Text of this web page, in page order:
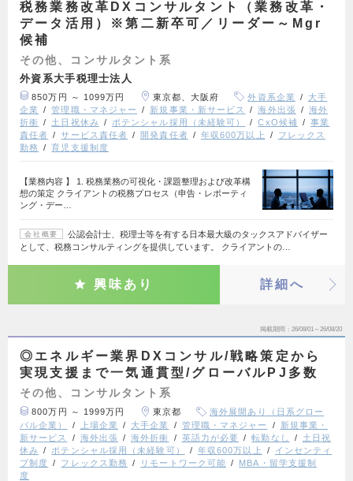
税務業務改革DXコンサルタント（業務改革・
データ活用）※第二新卒可／リーダー～Mgr
候補
その他、コンサルタント系
外資系大手税理士法人
850万円 ～ 1099万円 東京都、大阪府 外資系企業
大手
企業
管理職・マネジャー 新規事業・新サービス 海外出張
海外
折衝
土日祝休み ポテンシャル採用（未経験可） CxO候補
事業
責任者
サービス責任者 開発責任者 年収600万以上
フレックス
勤務
育児支援制度
【業務内容 】 1. 税務業務の可視化・課題整理および改革構
想の策定 クライアントの税務プロセス（申告・レポーティ
ング・デー…
会社概要
公認会計士、税理士等を有する日本最大級のタックスアドバイザー
として、税務コンサルティングを提供しています。 クライアントの…
興味あり 詳細へ
掲載期間 26/08/01～26/08/20
◎エネルギー業界DXコンサル/戦略策定から
実現支援まで一気通貫型/グローバルPJ多数
その他、コンサルタント系
800万円 ～ 1999万円 東京都
海外展開あり（日系グロー
バル企業）
上場企業 大手企業 管理職・マネジャー
新規事業・
新サービス
海外出張 海外折衝 英語力が必要 転勤なし
土日祝
休み
ポテンシャル採用（未経験可） 年収600万以上
インセンティ
ブ制度
フレックス勤務 リモートワーク可能
MBA・留学支援制
度